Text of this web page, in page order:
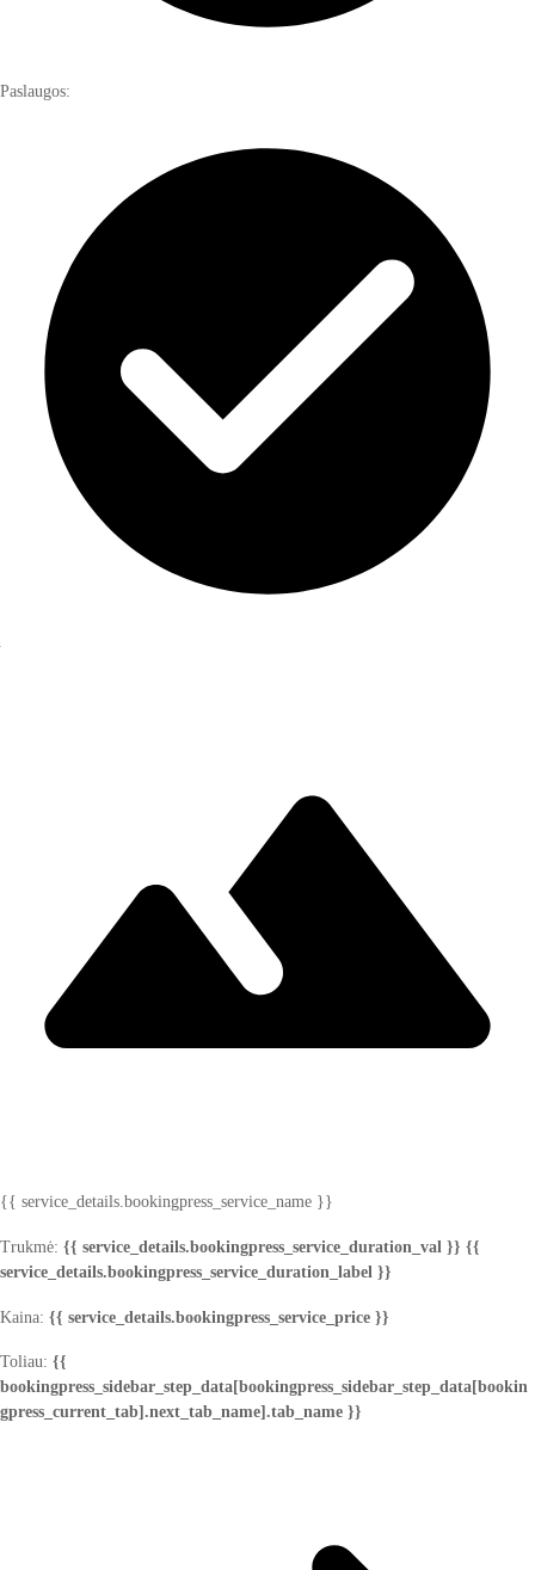
Paslaugos:
{{ service_details.bookingpress_service_name }}
Trukmė: {{ service_details.bookingpress_service_duration_val }} {{
service_details.bookingpress_service_duration_label }}
Kaina: {{ service_details.bookingpress_service_price }}
Toliau: {{
bookingpress_sidebar_step_data[bookingpress_sidebar_step_data[bookin
gpress_current_tab].next_tab_name].tab_name }}